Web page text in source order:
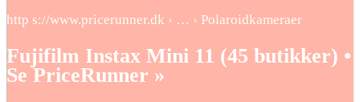
http s://www.pricerunner.dk › … › Polaroidkameraer
Fujifilm Instax Mini 11 (45 butikker) •
Se PriceRunner »